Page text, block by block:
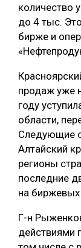
КОМПЛЕКСНАЯ
ЛЕСОПИЛЕНИЕ
ДЕРЕВЯННОЕ
БЕЗОПАСНОЕ
СОРТИРОВКА
СУШКА
МЕБЕЛЬНОЕ
количество
до 4 тыс.
бирже и
продаж уже
году
области,
Следующие
Алтайский
регионы
последние
на биржевых
Г-н
действиями